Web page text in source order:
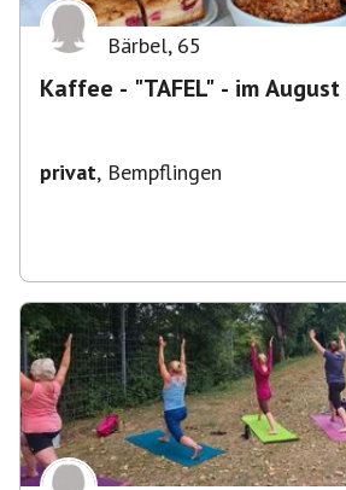
Bärbel, 65
Kaffee - "TAFEL" - im August
privat, Bempflingen